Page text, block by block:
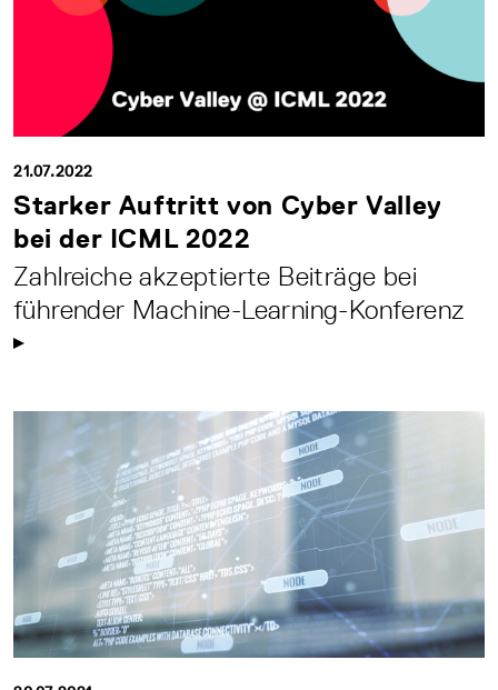
21.07.2022
Starker Auftritt von Cyber Valley
bei der ICML 2022
Zahlreiche akzeptierte Beiträge bei
führender Machine-Learning-Konferenz